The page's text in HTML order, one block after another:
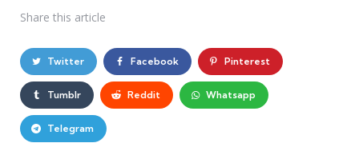
Share this article
Twitter Facebook Pinterest
Tumblr Reddit Whatsapp
Telegram